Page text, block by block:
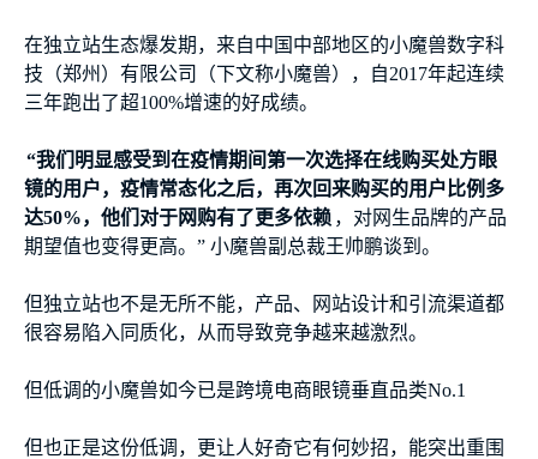
在独立站生态爆发期，来自中国中部地区的小魔兽数字科
技（郑州）有限公司（下文称小魔兽），自2017年起连续
三年跑出了超100%增速的好成绩。
“我们明显感受到在疫情期间第一次选择在线购买处方眼
镜的用户，疫情常态化之后，再次回来购买的用户比例多
达50%，他们对于网购有了更多依赖 ，对网生品牌的产品
期望值也变得更高。” 小魔兽副总裁王帅鹏谈到。
但独立站也不是无所不能，产品、网站设计和引流渠道都
很容易陷入同质化，从而导致竞争越来越激烈。
但低调的小魔兽如今已是跨境电商眼镜垂直品类No.1
但也正是这份低调，更让人好奇它有何妙招，能突出重围